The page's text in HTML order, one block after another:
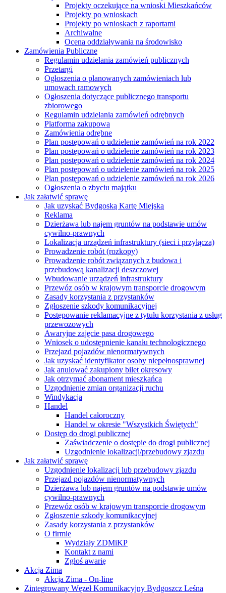
Projekty oczekujące na wnioski Mieszkańców
Projekty po wnioskach
Projekty po wnioskach z raportami
Archiwalne
Ocena oddziaływania na środowisko
Zamówienia Publiczne
Regulamin udzielania zamówień publicznych
Przetargi
Ogłoszenia o planowanych zamówieniach lub
umowach ramowych
Ogłoszenia dotyczące publicznego transportu
zbiorowego
Regulamin udzielania zamówień odrębnych
Platforma zakupowa
Zamówienia odrębne
Plan postępowań o udzielenie zamówień na rok 2022
Plan postępowań o udzielenie zamówień na rok 2023
Plan postępowań o udzielenie zamówień na rok 2024
Plan postępowań o udzielenie zamówień na rok 2025
Plan postępowań o udzielenie zamówień na rok 2026
Ogłoszenia o zbyciu majątku
Jak załatwić sprawę
Jak uzyskać Bydgoską Kartę Miejską
Reklama
Dzierżawa lub najem gruntów na podstawie umów
cywilno-prawnych
Lokalizacja urządzeń infrastruktury (sieci i przyłącza)
Prowadzenie robót (rozkopy)
Prowadzenie robót związanych z budowa i
przebudową kanalizacji deszczowej
Wbudowanie urządzeń infrastruktury
Przewóz osób w krajowym transporcie drogowym
Zasady korzystania z przystanków
Zgłoszenie szkody komunikacyjnej
Postępowanie reklamacyjne z tytułu korzystania z usług
przewozowych
Awaryjne zajęcie pasa drogowego
Wniosek o udostępnienie kanału technologicznego
Przejazd pojazdów nienormatywnych
Jak uzyskać identyfikator osoby niepełnosprawnej
Jak anulować zakupiony bilet okresowy
Jak otrzymać abonament mieszkańca
Uzgodnienie zmian organizacji ruchu
Windykacja
Handel
Handel całoroczny
Handel w okresie "Wszystkich Świętych"
Dostęp do drogi publicznej
Zaświadczenie o dostępie do drogi publicznej
Uzgodnienie lokalizacji/przebudowy zjazdu
Jak załatwić sprawę
Uzgodnienie lokalizacji lub przebudowy zjazdu
Przejazd pojazdów nienormatywnych
Dzierżawa lub najem gruntów na podstawie umów
cywilno-prawnych
Przewóz osób w krajowym transporcie drogowym
Zgłoszenie szkody komunikacyjnej
Zasady korzystania z przystanków
O firmie
Wydziały ZDMiKP
Kontakt z nami
Zgłoś awarię
Akcja Zima
Akcja Zima - On-line
Zintegrowany Węzeł Komunikacyjny Bydgoszcz Leśna